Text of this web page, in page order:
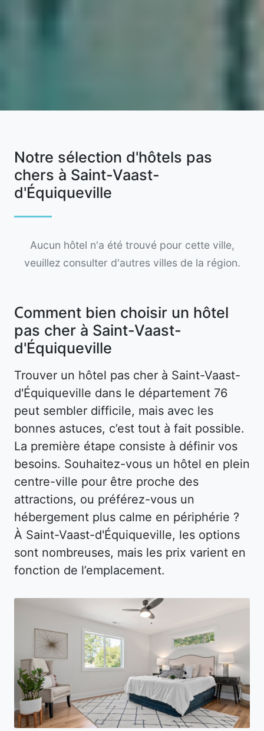
Notre sélection d'hôtels pas
chers à Saint-Vaast-
d'Équiqueville
Aucun hôtel n'a été trouvé pour cette ville,
veuillez consulter d'autres villes de la région.
Comment bien choisir un hôtel
pas cher à Saint-Vaast-
d'Équiqueville
Trouver un hôtel pas cher à Saint-Vaast-
d'Équiqueville dans le département 76
peut sembler difficile, mais avec les
bonnes astuces, c’est tout à fait possible.
La première étape consiste à définir vos
besoins. Souhaitez-vous un hôtel en plein
centre-ville pour être proche des
attractions, ou préférez-vous un
hébergement plus calme en périphérie ?
À Saint-Vaast-d'Équiqueville, les options
sont nombreuses, mais les prix varient en
fonction de l’emplacement.